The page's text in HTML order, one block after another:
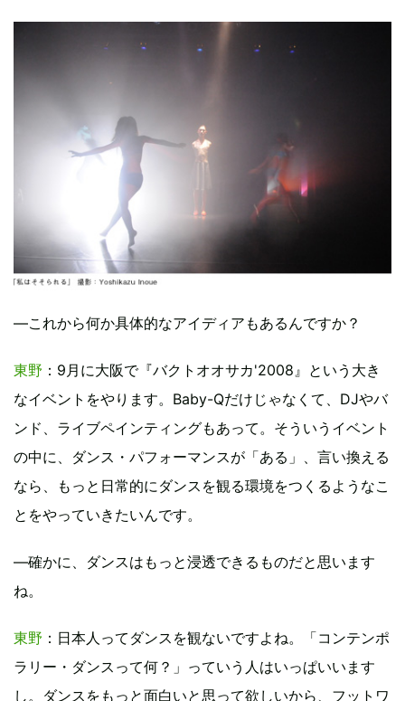
―これから何か具体的なアイディアもあるんですか？
東野 ：9月に大阪で『バクトオオサカ'2008』という大き
なイベントをやります。Baby-Qだけじゃなくて、DJやバ
ンド、ライブペインティングもあって。そういうイベント
の中に、ダンス・パフォーマンスが「ある」、言い換える
なら、もっと日常的にダンスを観る環境をつくるようなこ
とをやっていきたいんです。
―確かに、ダンスはもっと浸透できるものだと思います
ね。
東野 ：日本人ってダンスを観ないですよね。「コンテンポ
ラリー・ダンスって何？」っていう人はいっぱいいます
し。ダンスをもっと面白いと思って欲しいから、フットワ